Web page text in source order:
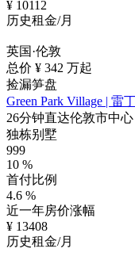
¥ 10112
历史租金/月
英国·伦敦
总价 ¥ 342 万起
捡漏笋盘
Green Park Village | 雷
26分钟直达伦敦市中
独栋别墅
999
10 %
首付比例
4.6 %
近一年房价涨幅
¥ 13408
历史租金/月